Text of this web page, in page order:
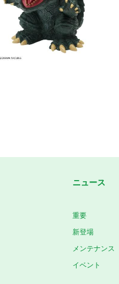
ニュース
重要
新登場
メンテナンス
イベント